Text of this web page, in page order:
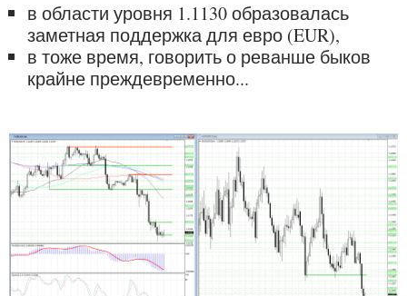
в области уровня 1.1130 образовалась
заметная поддержка для евро (EUR),
в тоже время, говорить о реванше быков
крайне преждевременно...